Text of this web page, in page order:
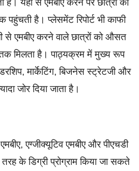
है। प्लेसमेंट रिपोर्ट भी काफी
से एमबीए करने वाले छात्रों को औसत
मिलता है। पाठ्यक्रम में मुख्य रूप
मार्केटिंग, बिजनेस स्ट्रेटजी और
जोर दिया जाता है।
एग्जीक्यूटिव एमबीए और पीएचडी
के डिग्री प्रोग्राम किया जा सकते